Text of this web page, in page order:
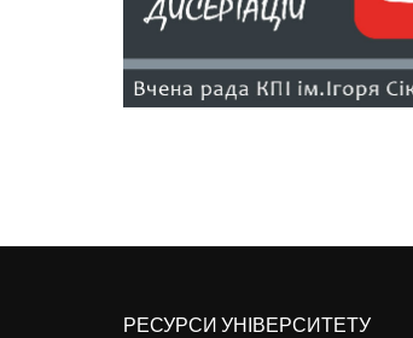
РЕСУРСИ УНІВЕРСИТЕТУ